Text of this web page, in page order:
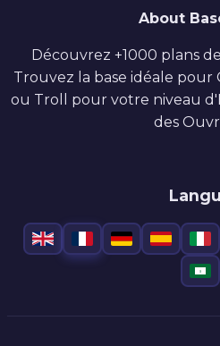
About
Découvrez +1000 plans
Trouvez la base idéale pour
ou Troll pour votre niveau
des